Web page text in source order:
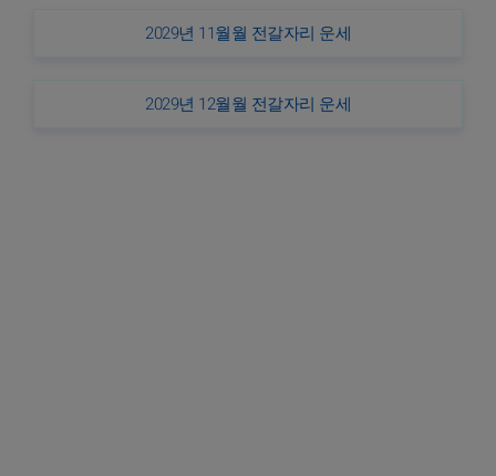
2029년 11월월 전갈자리 운세
2029년 12월월 전갈자리 운세